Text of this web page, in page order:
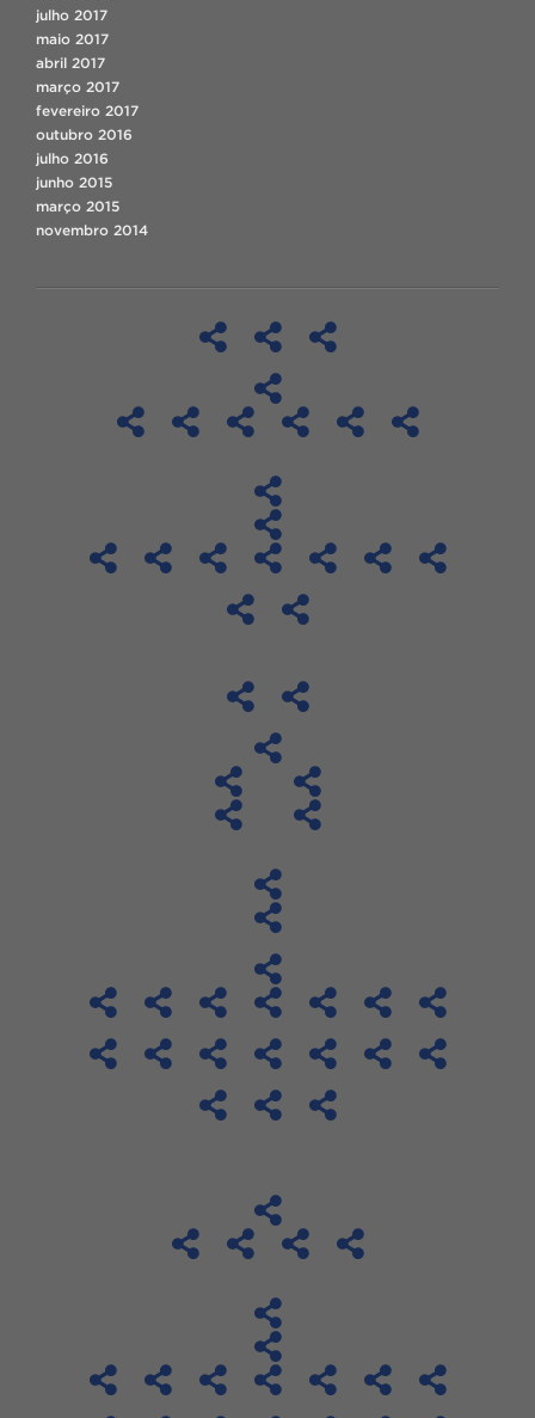
julho 2017
maio 2017
abril 2017
março 2017
fevereiro 2017
outubro 2016
julho 2016
junho 2015
março 2015
novembro 2014